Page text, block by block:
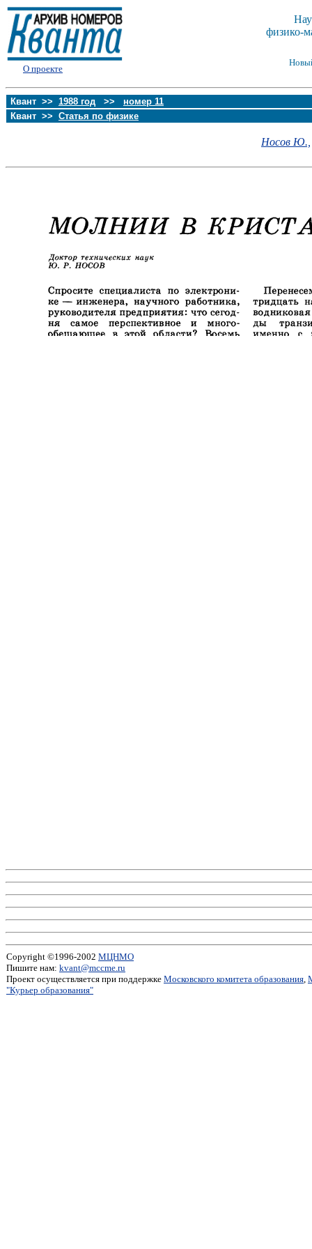
О проекте
физико-
Квант >> 1988 год >> номер 11
Квант >> Статья по физике
Носов Ю.,
Copyright ©1996-2002 МЦНМО
Пишите нам: kvant@mccme.ru
Проект осуществляется при поддержке Московского комитета образования,
"Курьер образования"